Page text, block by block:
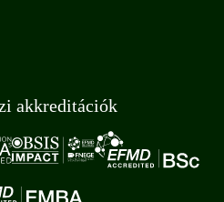
akkreditációk